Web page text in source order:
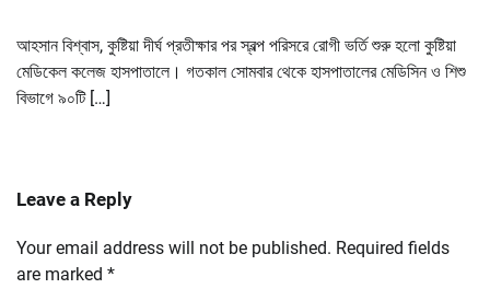
আহসান বিশ্বাস, কুষ্টিয়া দীর্ঘ প্রতীক্ষার পর স্বল্প পরিসরে রোগী ভর্তি শুরু হলো কুষ্টিয়া
মেডিকেল কলেজ হাসপাতালে। গতকাল সোমবার থেকে হাসপাতালের মেডিসিন ও শিশু
বিভাগে ৯০টি […]
Leave a Reply
Your email address will not be published. Required fields
are marked *